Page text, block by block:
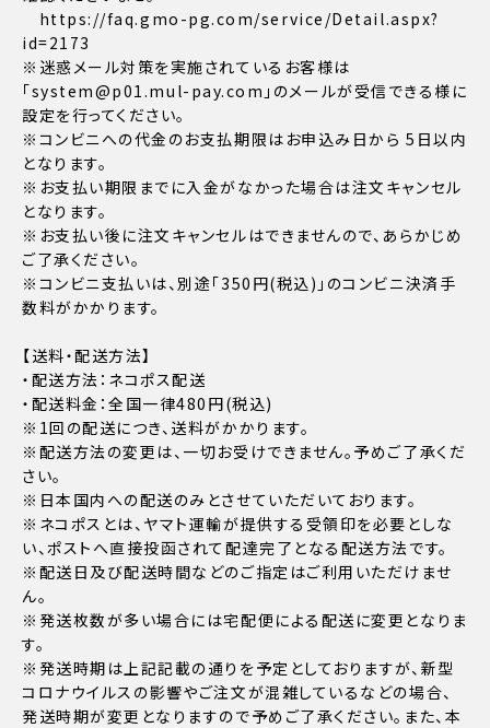
https://faq.gmo-pg.com/service/Detail.aspx?
id=2173
※迷惑メール対策を実施されているお客様は
「system@p01.mul-pay.com」のメールが受信できる様に
設定を行ってください。
※コンビニへの代金のお支払期限はお申込み日から 5日以内
となります。
※お支払い期限までに入金がなかった場合は注文キャンセル
となります。
※お支払い後に注文キャンセルはできませんので、あらかじめ
ご了承ください。
※コンビニ支払いは、別途「350円(税込)」のコンビニ決済手
数料がかかります。
【送料・配送方法】
・配送方法：ネコポス配送
・配送料金：全国一律480円(税込)
※1回の配送につき、送料がかかります。
※配送方法の変更は、一切お受けできません。予めご了承くだ
さい。
※日本国内への配送のみとさせていただいております。
※ネコポスとは、ヤマト運輸が提供する受領印を必要としな
い、ポストへ直接投函されて配達完了となる配送方法です。
※配送日及び配送時間などのご指定はご利用いただけませ
ん。
※発送枚数が多い場合には宅配便による配送に変更となりま
す。
※発送時期は上記記載の通りを予定としておりますが、新型
コロナウイルスの影響やご注文が混雑しているなどの場合、
発送時期が変更となりますので予めご了承ください。また、本